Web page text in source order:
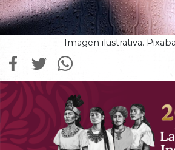
Imagen ilustrativa.